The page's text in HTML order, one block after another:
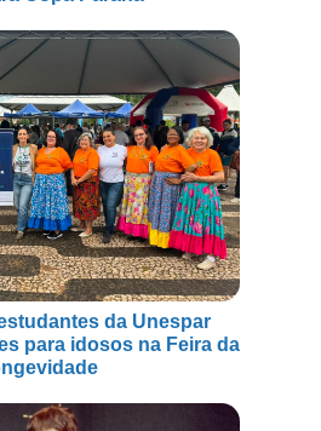
da Unespar
para idosos na Feira da